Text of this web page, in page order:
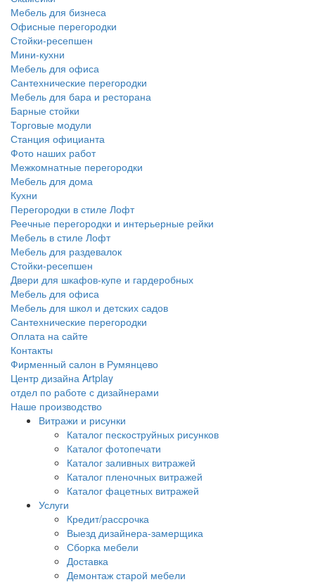
Мебель для бизнеса
Офисные перегородки
Стойки-ресепшен
Мини-кухни
Мебель для офиса
Сантехнические перегородки
Мебель для бара и ресторана
Барные стойки
Торговые модули
Станция официанта
Фото наших работ
Межкомнатные перегородки
Мебель для дома
Кухни
Перегородки в стиле Лофт
Реечные перегородки и интерьерные рейки
Мебель в стиле Лофт
Мебель для раздевалок
Стойки-ресепшен
Двери для шкафов-купе и гардеробных
Мебель для офиса
Мебель для школ и детских садов
Сантехнические перегородки
Оплата на сайте
Контакты
Фирменный салон в Румянцево
Центр дизайна Artplay
отдел по работе с дизайнерами
Наше производство
Витражи и рисунки
Каталог пескоструйных рисунков
Каталог фотопечати
Каталог заливных витражей
Каталог пленочных витражей
Каталог фацетных витражей
Услуги
Кредит/рассрочка
Выезд дизайнера-замерщика
Сборка мебели
Доставка
Демонтаж старой мебели